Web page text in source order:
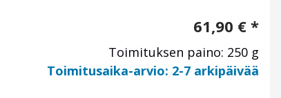
61,90 € *
Toimituksen paino: 250 g
Toimitusaika-arvio: 2-7 arkipäivää